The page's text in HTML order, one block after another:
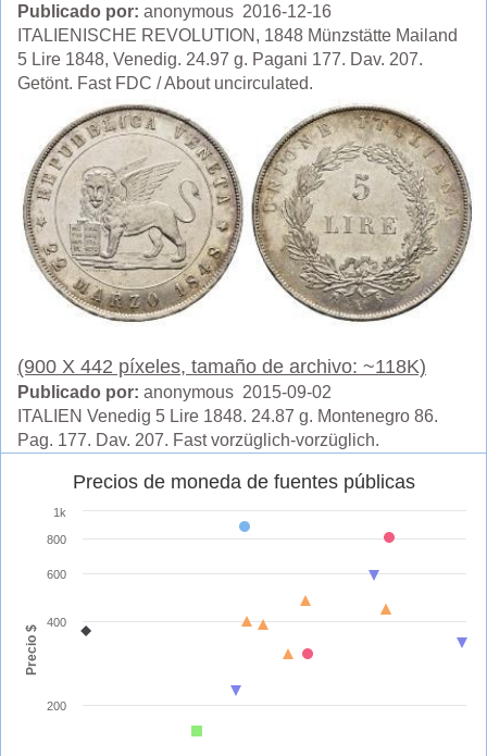
Publicado por: anonymous 2016-12-16
ITALIENISCHE REVOLUTION, 1848 Münzstätte Mailand
5 Lire 1848, Venedig. 24.97 g. Pagani 177. Dav. 207.
Getönt. Fast FDC / About uncirculated.
(900 X 442 píxeles, tamaño de archivo: ~118K)
Publicado por: anonymous 2015-09-02
ITALIEN Venedig 5 Lire 1848. 24.87 g. Montenegro 86.
Pag. 177. Dav. 207. Fast vorzüglich-vorzüglich.